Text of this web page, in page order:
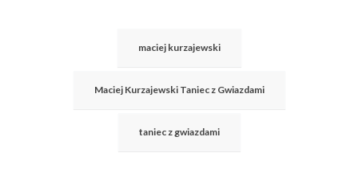
maciej kurzajewski
Maciej Kurzajewski Taniec z Gwiazdami
taniec z gwiazdami